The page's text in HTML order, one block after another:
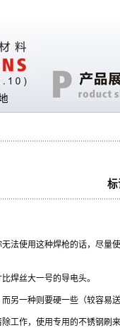
标
法使用这种焊枪的话，尽
焊丝大一号的导电头。
另一种则要硬一些（较容易
工作，使用专用的不锈钢刷